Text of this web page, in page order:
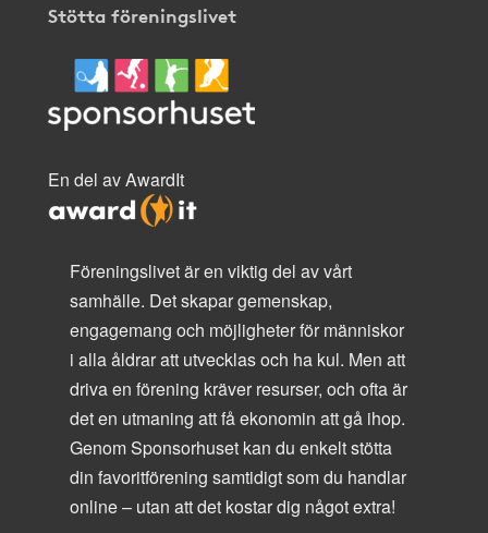
Stötta föreningslivet
En del av AwardIt
Föreningslivet är en viktig del av vårt
samhälle. Det skapar gemenskap,
engagemang och möjligheter för människor
i alla åldrar att utvecklas och ha kul. Men att
driva en förening kräver resurser, och ofta är
det en utmaning att få ekonomin att gå ihop.
Genom Sponsorhuset kan du enkelt stötta
din favoritförening samtidigt som du handlar
online – utan att det kostar dig något extra!